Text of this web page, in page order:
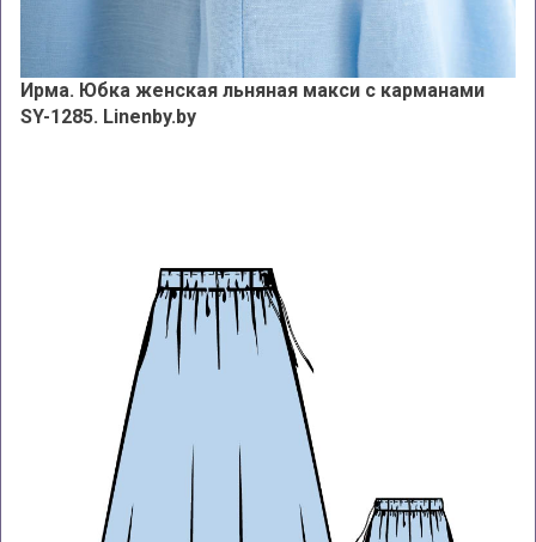
Ирма. Юбка женская льняная макси с карманами
SY-1285. Linenby.by